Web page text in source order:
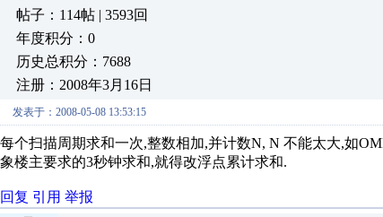
帖子：114帖 | 3593回
年度积分：0
历史总积分：7688
注册：2008年3月16日
发表于：2008-05-08 13:53:15
每个扫描周期求和一次,整数相加,并计数N, N 不能太大,如
象楼主要求的3秒钟求和,就得改浮点累计求和.
回复 引用 举报